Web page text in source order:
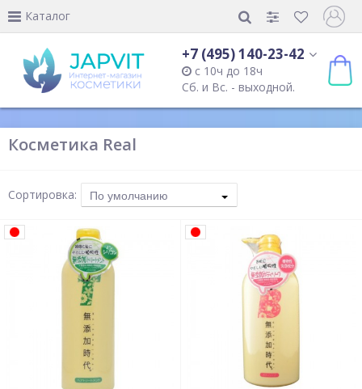
Каталог
+7 (495) 140-23-42
с 10ч до 18ч
Сб. и Вс. - выходной.
Косметика Real
Сортировка: По умолчанию